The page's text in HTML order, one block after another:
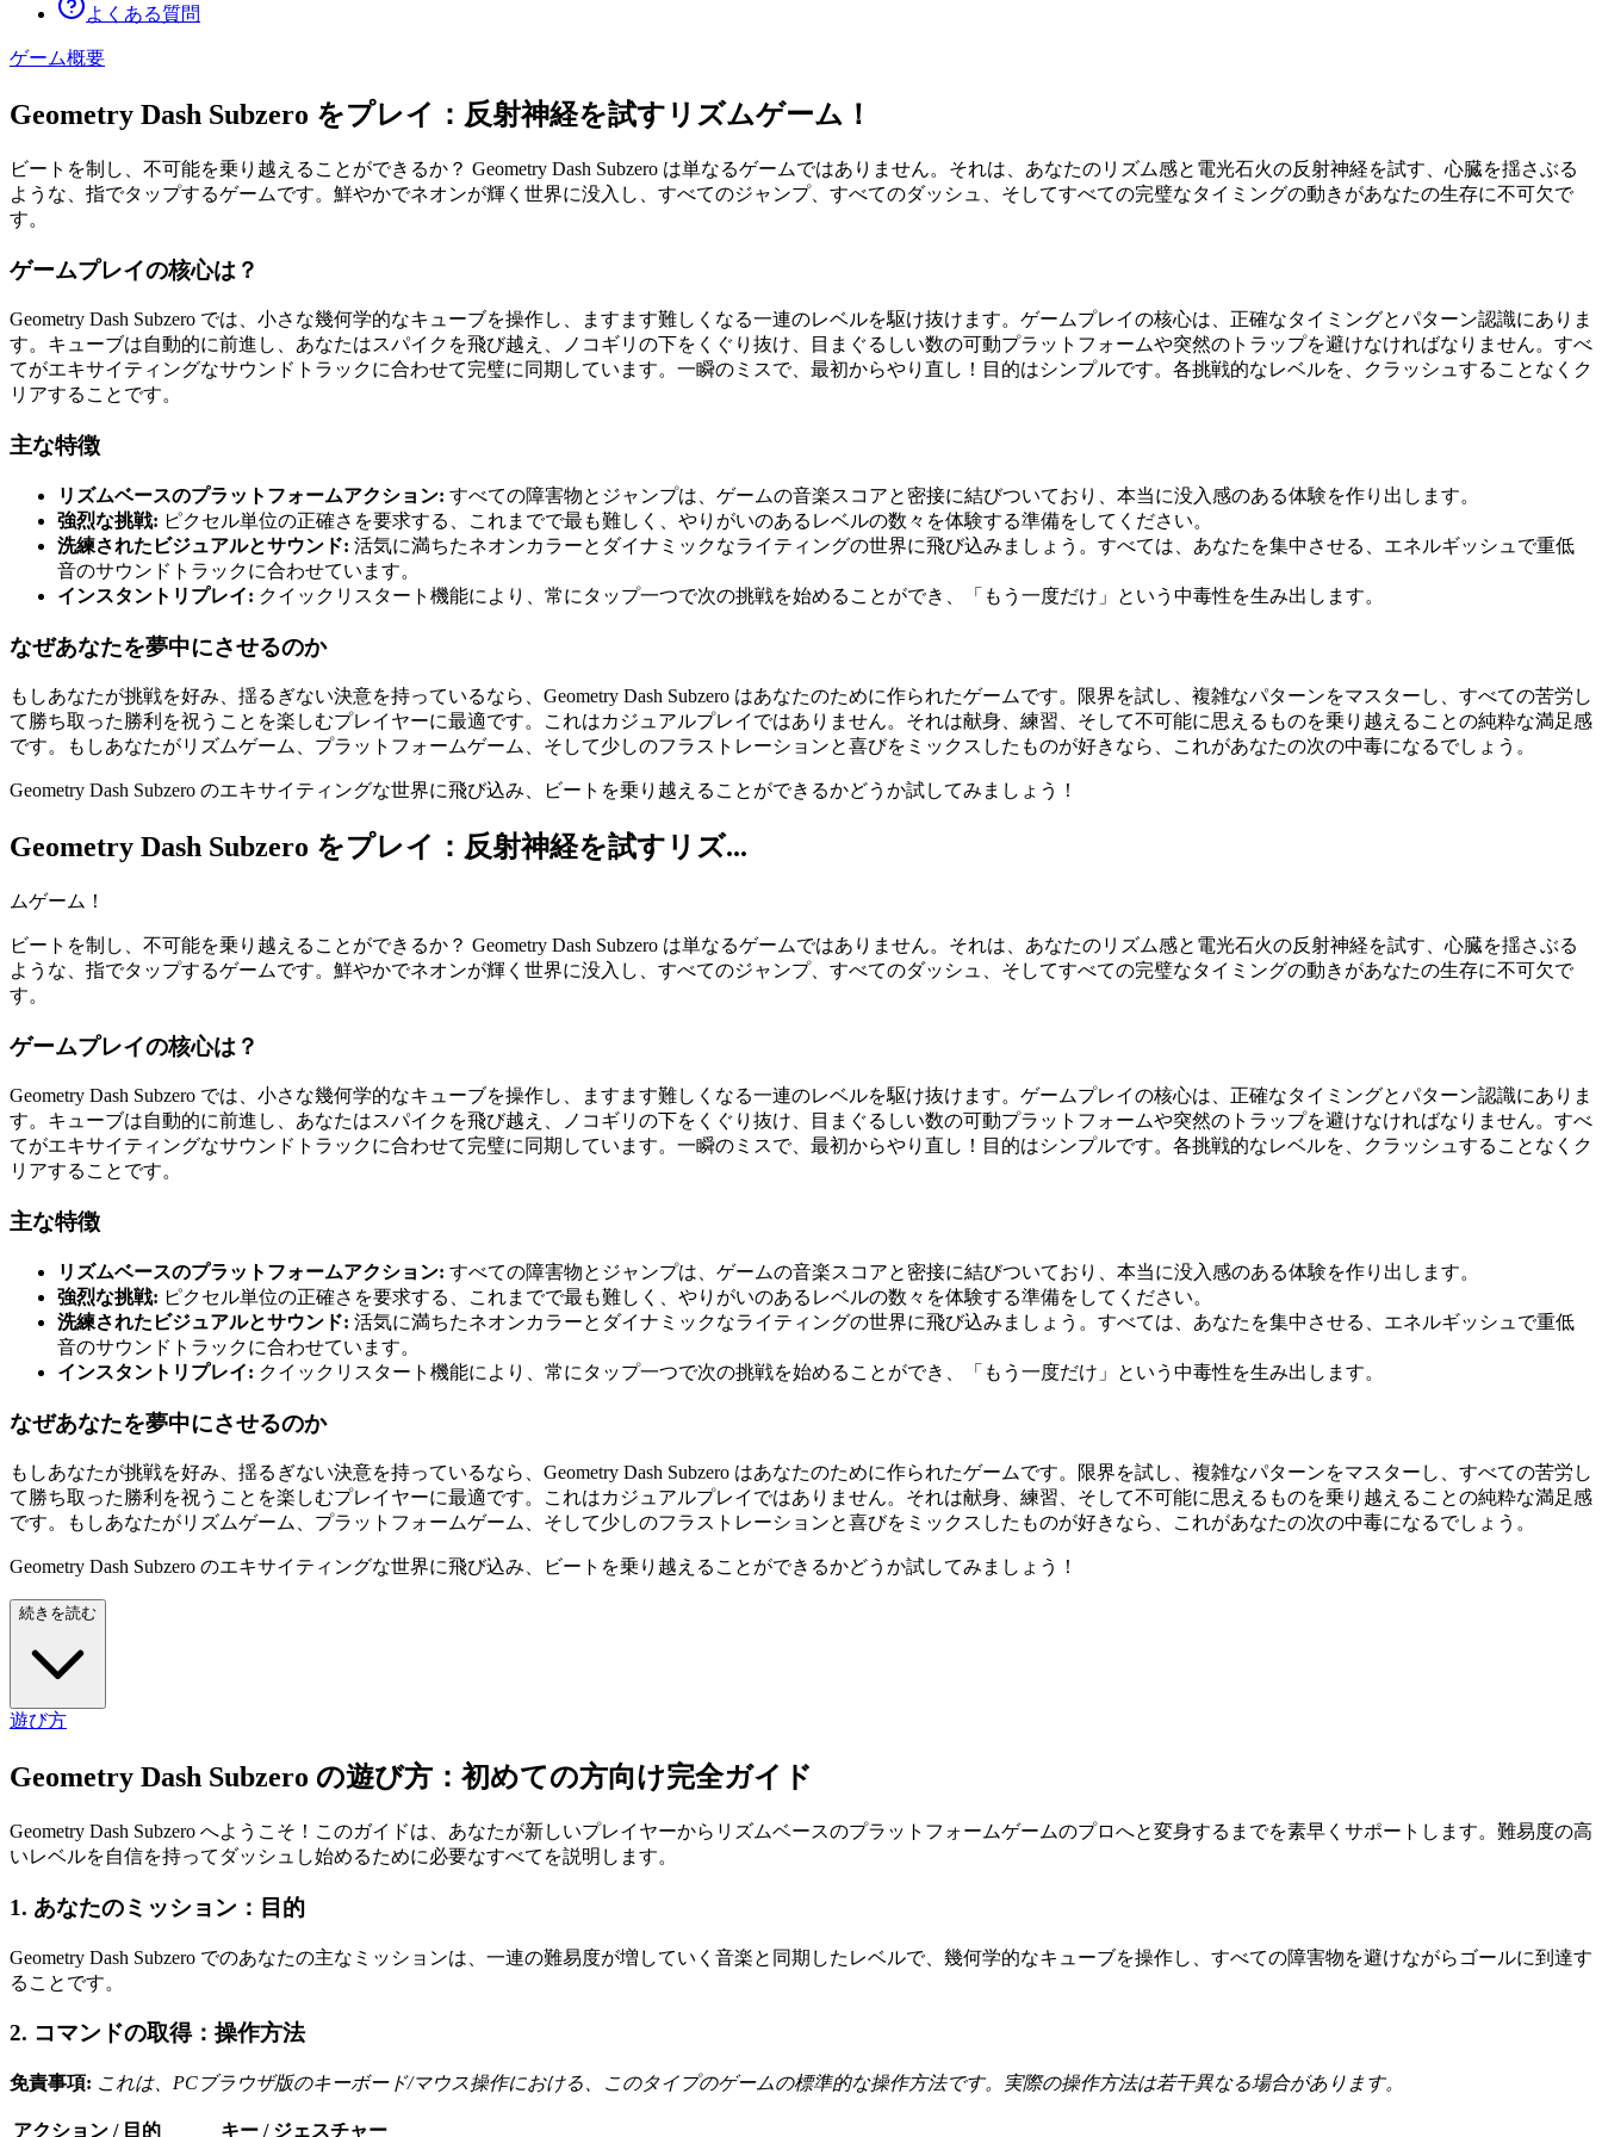
よくある質問
ゲーム概要
Geometry Dash Subzero をプレイ：反射神経を試すリズムゲーム！
ビートを制し、不可能を乗り越えることができるか？ Geometry Dash Subzero は単なるゲームではありません。それは、あなたのリズム感と電光石火の反射神経を試す、心臓を揺さぶる
ような、指でタップするゲームです。鮮やかでネオンが輝く世界に没入し、すべてのジャンプ、すべてのダッシュ、そしてすべての完璧なタイミングの動きがあなたの生存に不可欠で
す。
ゲームプレイの核心は？
Geometry Dash Subzero では、小さな幾何学的なキューブを操作し、ますます難しくなる一連のレベルを駆け抜けます。ゲームプレイの核心は、正確なタイミングとパターン認識にありま
す。キューブは自動的に前進し、あなたはスパイクを飛び越え、ノコギリの下をくぐり抜け、目まぐるしい数の可動プラットフォームや突然のトラップを避けなければなりません。すべ
てがエキサイティングなサウンドトラックに合わせて完璧に同期しています。一瞬のミスで、最初からやり直し！目的はシンプルです。各挑戦的なレベルを、クラッシュすることなくク
リアすることです。
主な特徴
リズムベースのプラットフォームアクション: すべての障害物とジャンプは、ゲームの音楽スコアと密接に結びついており、本当に没入感のある体験を作り出します。
強烈な挑戦: ピクセル単位の正確さを要求する、これまでで最も難しく、やりがいのあるレベルの数々を体験する準備をしてください。
洗練されたビジュアルとサウンド: 活気に満ちたネオンカラーとダイナミックなライティングの世界に飛び込みましょう。すべては、あなたを集中させる、エネルギッシュで重低
音のサウンドトラックに合わせています。
インスタントリプレイ: クイックリスタート機能により、常にタップ一つで次の挑戦を始めることができ、「もう一度だけ」という中毒性を生み出します。
なぜあなたを夢中にさせるのか
もしあなたが挑戦を好み、揺るぎない決意を持っているなら、Geometry Dash Subzero はあなたのために作られたゲームです。限界を試し、複雑なパターンをマスターし、すべての苦労し
て勝ち取った勝利を祝うことを楽しむプレイヤーに最適です。これはカジュアルプレイではありません。それは献身、練習、そして不可能に思えるものを乗り越えることの純粋な満足感
です。もしあなたがリズムゲーム、プラットフォームゲーム、そして少しのフラストレーションと喜びをミックスしたものが好きなら、これがあなたの次の中毒になるでしょう。
Geometry Dash Subzero のエキサイティングな世界に飛び込み、ビートを乗り越えることができるかどうか試してみましょう！
Geometry Dash Subzero をプレイ：反射神経を試すリズ...
ムゲーム！
ビートを制し、不可能を乗り越えることができるか？ Geometry Dash Subzero は単なるゲームではありません。それは、あなたのリズム感と電光石火の反射神経を試す、心臓を揺さぶる
ような、指でタップするゲームです。鮮やかでネオンが輝く世界に没入し、すべてのジャンプ、すべてのダッシュ、そしてすべての完璧なタイミングの動きがあなたの生存に不可欠で
す。
ゲームプレイの核心は？
Geometry Dash Subzero では、小さな幾何学的なキューブを操作し、ますます難しくなる一連のレベルを駆け抜けます。ゲームプレイの核心は、正確なタイミングとパターン認識にありま
す。キューブは自動的に前進し、あなたはスパイクを飛び越え、ノコギリの下をくぐり抜け、目まぐるしい数の可動プラットフォームや突然のトラップを避けなければなりません。すべ
てがエキサイティングなサウンドトラックに合わせて完璧に同期しています。一瞬のミスで、最初からやり直し！目的はシンプルです。各挑戦的なレベルを、クラッシュすることなくク
リアすることです。
主な特徴
リズムベースのプラットフォームアクション: すべての障害物とジャンプは、ゲームの音楽スコアと密接に結びついており、本当に没入感のある体験を作り出します。
強烈な挑戦: ピクセル単位の正確さを要求する、これまでで最も難しく、やりがいのあるレベルの数々を体験する準備をしてください。
洗練されたビジュアルとサウンド: 活気に満ちたネオンカラーとダイナミックなライティングの世界に飛び込みましょう。すべては、あなたを集中させる、エネルギッシュで重低
音のサウンドトラックに合わせています。
インスタントリプレイ: クイックリスタート機能により、常にタップ一つで次の挑戦を始めることができ、「もう一度だけ」という中毒性を生み出します。
なぜあなたを夢中にさせるのか
もしあなたが挑戦を好み、揺るぎない決意を持っているなら、Geometry Dash Subzero はあなたのために作られたゲームです。限界を試し、複雑なパターンをマスターし、すべての苦労し
て勝ち取った勝利を祝うことを楽しむプレイヤーに最適です。これはカジュアルプレイではありません。それは献身、練習、そして不可能に思えるものを乗り越えることの純粋な満足感
です。もしあなたがリズムゲーム、プラットフォームゲーム、そして少しのフラストレーションと喜びをミックスしたものが好きなら、これがあなたの次の中毒になるでしょう。
Geometry Dash Subzero のエキサイティングな世界に飛び込み、ビートを乗り越えることができるかどうか試してみましょう！
続きを読む
遊び方
Geometry Dash Subzero の遊び方：初めての方向け完全ガイド
Geometry Dash Subzero へようこそ！このガイドは、あなたが新しいプレイヤーからリズムベースのプラットフォームゲームのプロへと変身するまでを素早くサポートします。難易度の高
いレベルを自信を持ってダッシュし始めるために必要なすべてを説明します。
1. あなたのミッション：目的
Geometry Dash Subzero でのあなたの主なミッションは、一連の難易度が増していく音楽と同期したレベルで、幾何学的なキューブを操作し、すべての障害物を避けながらゴールに到達す
ることです。
2. コマンドの取得：操作方法
免責事項: これは、PCブラウザ版のキーボード/マウス操作における、このタイプのゲームの標準的な操作方法です。実際の操作方法は若干異なる場合があります。
アクション / 目的 キー / ジェスチャー